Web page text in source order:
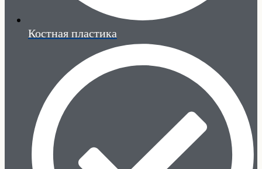
Костная пластика